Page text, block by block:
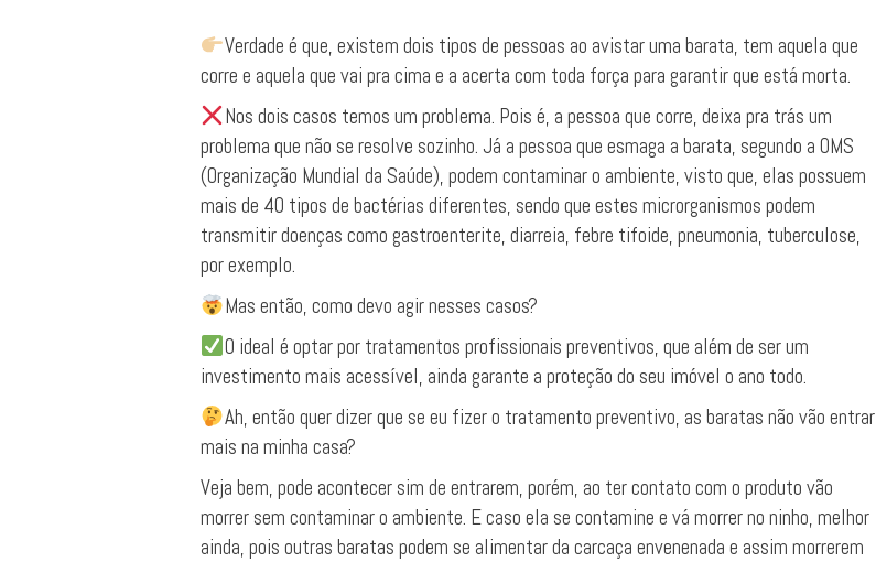
Verdade é que, existem dois tipos de pessoas ao avistar uma barata, tem aquela que
corre e aquela que vai pra cima e a acerta com toda força para garantir que está morta.
Nos dois casos temos um problema. Pois é, a pessoa que corre, deixa pra trás um
problema que não se resolve sozinho. Já a pessoa que esmaga a barata, segundo a OMS
(Organização Mundial da Saúde), podem contaminar o ambiente, visto que, elas possuem
mais de 40 tipos de bactérias diferentes, sendo que estes microrganismos podem
transmitir doenças como gastroenterite, diarreia, febre tifoide, pneumonia, tuberculose,
por exemplo.
Mas então, como devo agir nesses casos?
O ideal é optar por tratamentos profissionais preventivos, que além de ser um
investimento mais acessível, ainda garante a proteção do seu imóvel o ano todo.
Ah, então quer dizer que se eu fizer o tratamento preventivo, as baratas não vão entrar
mais na minha casa?
Veja bem, pode acontecer sim de entrarem, porém, ao ter contato com o produto vão
morrer sem contaminar o ambiente. E caso ela se contamine e vá morrer no ninho, melhor
ainda, pois outras baratas podem se alimentar da carcaça envenenada e assim morrerem